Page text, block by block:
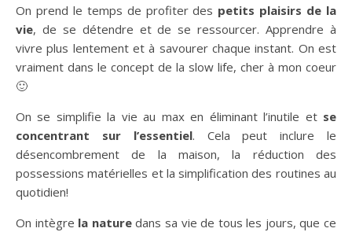
On prend le temps de profiter des petits plaisirs de la
vie, de se détendre et de se ressourcer. Apprendre à
vivre plus lentement et à savourer chaque instant. On est
vraiment dans le concept de la slow life, cher à mon coeur
🙂
On se simplifie la vie au max en éliminant l’inutile et se
concentrant sur l’essentiel. Cela peut inclure le
désencombrement de la maison, la réduction des
possessions matérielles et la simplification des routines au
quotidien!
On intègre la naturedans sa vie de tous les jours, que ce